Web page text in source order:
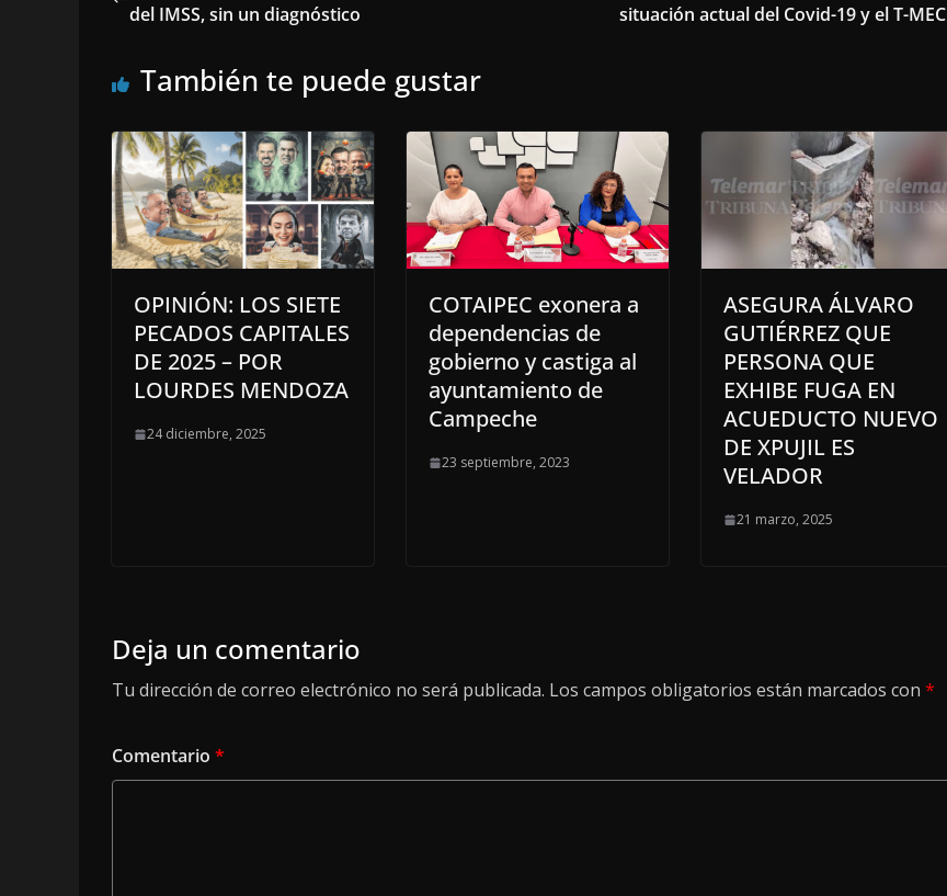
del IMSS, sin un diagnóstico
situación actual del Covid-19 y el T-MEC
También te puede gustar
OPINIÓN: LOS SIETE
PECADOS CAPITALES
DE 2025 – POR
LOURDES MENDOZA
24 diciembre, 2025
COTAIPEC exonera a
dependencias de
gobierno y castiga al
ayuntamiento de
Campeche
23 septiembre, 2023
ASEGURA ÁLVARO
GUTIÉRREZ QUE
PERSONA QUE
EXHIBE FUGA EN
ACUEDUCTO NUEVO
DE XPUJIL ES
VELADOR
21 marzo, 2025
Deja un comentario
Tu dirección de correo electrónico no será publicada. Los campos obligatorios están marcados con *
Comentario *